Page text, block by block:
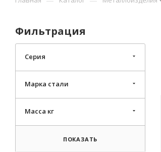
Фильтрация
Серия
Марка стали
Масса кг
ПОКАЗАТЬ